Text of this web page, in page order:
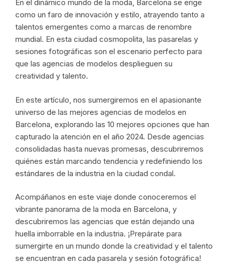
En el dinámico mundo de la moda, Barcelona se erige
como un faro de innovación y estilo, atrayendo tanto a
talentos emergentes como a marcas de renombre
mundial. En esta ciudad cosmopolita, las pasarelas y
sesiones fotográficas son el escenario perfecto para
que las agencias de modelos desplieguen su
creatividad y talento.
En este artículo, nos sumergiremos en el apasionante
universo de las mejores agencias de modelos en
Barcelona, explorando las 10 mejores opciones que han
capturado la atención en el año 2024. Desde agencias
consolidadas hasta nuevas promesas, descubriremos
quiénes están marcando tendencia y redefiniendo los
estándares de la industria en la ciudad condal.
Acompáñanos en este viaje donde conoceremos el
vibrante panorama de la moda en Barcelona, y
descubriremos las agencias que están dejando una
huella imborrable en la industria. ¡Prepárate para
sumergirte en un mundo donde la creatividad y el talento
se encuentran en cada pasarela y sesión fotográfica!